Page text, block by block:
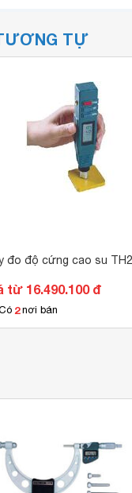
TỰ
đo độ cứng cao su
từ 16.490.100 đ
2 nơi bán